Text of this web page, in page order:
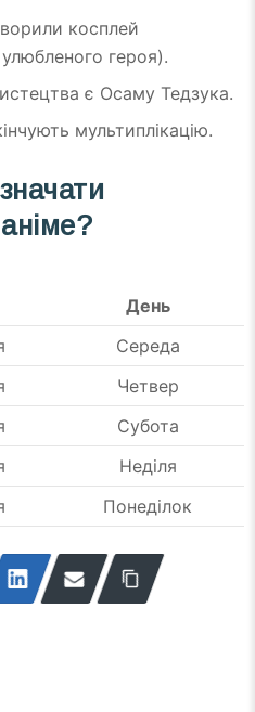
косплей
героя).
є Осаму Тедзука.
мультиплікацію.
День
Середа
Четвер
Субота
Неділя
Понеділок